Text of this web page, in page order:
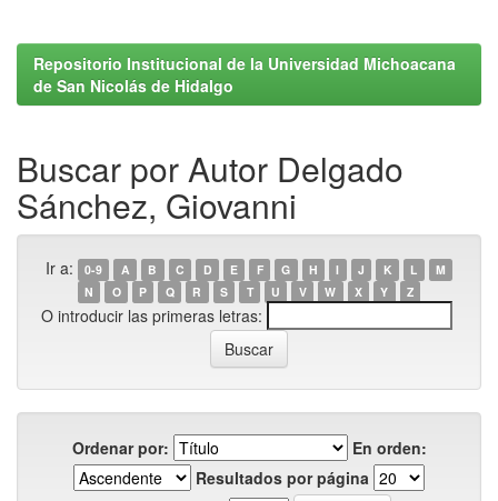
Repositorio Institucional de la Universidad Michoacana
de San Nicolás de Hidalgo
Buscar por Autor Delgado
Sánchez, Giovanni
Ir a: 0-9 A B C D E F G H I J K L
M
N
O P Q R S T U V W X Y Z
O introducir las primeras letras:
Ordenar por:
En orden:
Resultados por página